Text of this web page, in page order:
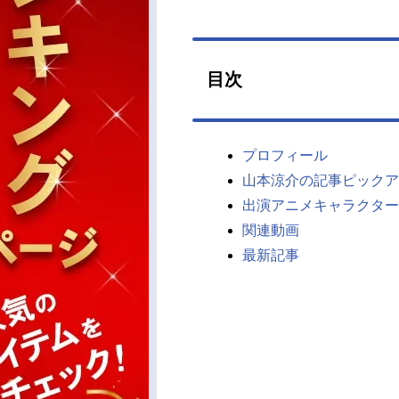
目次
プロフィール
山本涼介の記事ピック
出演アニメキャラクター
関連動画
最新記事